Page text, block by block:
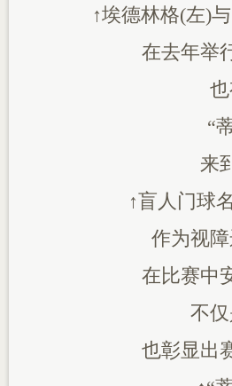
↑埃德林格(左)
在去年举
“
来
↑盲人门球
作为视
在比赛中
不
也彰显出